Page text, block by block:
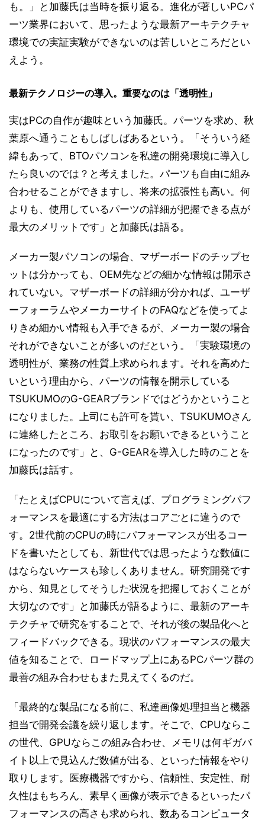
も。」と加藤氏は当時を振り返る。進化が著しいPCパ
ーツ業界において、思ったような最新アーキテクチャ
環境での実証実験ができないのは苦しいところだとい
えよう。
最新テクノロジーの導入。重要なのは「透明性」
実はPCの自作が趣味という加藤氏。パーツを求め、秋
葉原へ通うこともしばしばあるという。「そういう経
緯もあって、BTOパソコンを私達の開発環境に導入し
たら良いのでは？と考えました。パーツも自由に組み
合わせることができますし、将来の拡張性も高い。何
よりも、使用しているパーツの詳細が把握できる点が
最大のメリットです」と加藤氏は語る。
メーカー製パソコンの場合、マザーボードのチップセ
ットは分かっても、OEM先などの細かな情報は開示さ
れていない。マザーボードの詳細が分かれば、ユーザ
ーフォーラムやメーカーサイトのFAQなどを使ってよ
りきめ細かい情報も入手できるが、メーカー製の場合
それができないことが多いのだという。「実験環境の
透明性が、業務の性質上求められます。それを高めた
いという理由から、パーツの情報を開示している
TSUKUMOのG-GEARブランドではどうかということ
になりました。上司にも許可を貰い、TSUKUMOさん
に連絡したところ、お取引をお願いできるということ
になったのです」と、G-GEARを導入した時のことを
加藤氏は話す。
「たとえばCPUについて言えば、プログラミングパフ
ォーマンスを最適にする方法はコアごとに違うので
す。2世代前のCPUの時にパフォーマンスが出るコー
ドを書いたとしても、新世代では思ったような数値に
はならないケースも珍しくありません。研究開発です
から、知見としてそうした状況を把握しておくことが
大切なのです」と加藤氏が語るように、最新のアーキ
テクチャで研究をすることで、それが後の製品化へと
フィードバックできる。現状のパフォーマンスの最大
値を知ることで、ロードマップ上にあるPCパーツ群の
最善の組み合わせもまた見えてくるのだ。
「最終的な製品になる前に、私達画像処理担当と機器
担当で開発会議を繰り返します。そこで、CPUならこ
の世代、GPUならこの組み合わせ、メモリは何ギガバ
イト以上で見込んだ数値が出る、といった情報をやり
取りします。医療機器ですから、信頼性、安定性、耐
久性はもちろん、素早く画像が表示できるといったパ
フォーマンスの高さも求められ、数あるコンピュータ